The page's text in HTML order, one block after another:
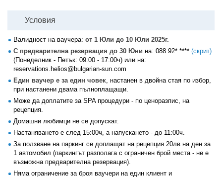
Условия
Валидност на ваучера: от 1 Юли до 10 Юли 2025г.
С предварителна резервация до 30 Юни на: 088 92* **** (скрит)
(Понеделник - Петък: 09:00 - 17:00ч) или на:
reservations.helios@bulgarian-sun.com
Един ваучер е за един човек, настанен в двойна стая по избор,
при настанени двама пълноплащащи.
Може да доплатите за SPA процедури - по ценоразпис, на
рецепция.
Домашни любимци не се допускат.
Настаняването е след 15:00ч, а напускането - до 11:00ч.
За ползване на паркинг се доплащат на рецепция 20лв на ден за
1 автомобил (паркингът разполага с ограничен брой места - не е
възможна предварителна резервация).
Няма ограничение за броя ваучери на един клиент и